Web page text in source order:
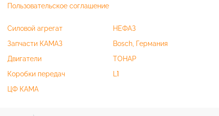
Пользовательское соглашение
Силовой агрегат
Запчасти КАМАЗ
Двигатели
Коробки передач
ЦФ КАМА
НЕФАЗ
Bosch, Германия
ТОНАР
L1